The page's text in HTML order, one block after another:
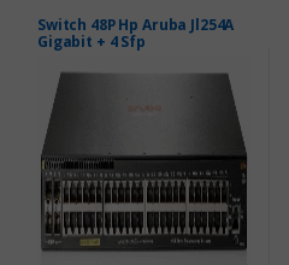
Switch 48P Hp Aruba Jl254A
Gigabit + 4 Sfp